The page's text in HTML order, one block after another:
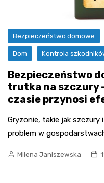
Bezpieczeństwo domowe
Dom Kontrola
Bezpieczeństwo
trutka na szczury
czasie przynosi
Gryzonie, takie jak
problem w
Milena Janiszewska